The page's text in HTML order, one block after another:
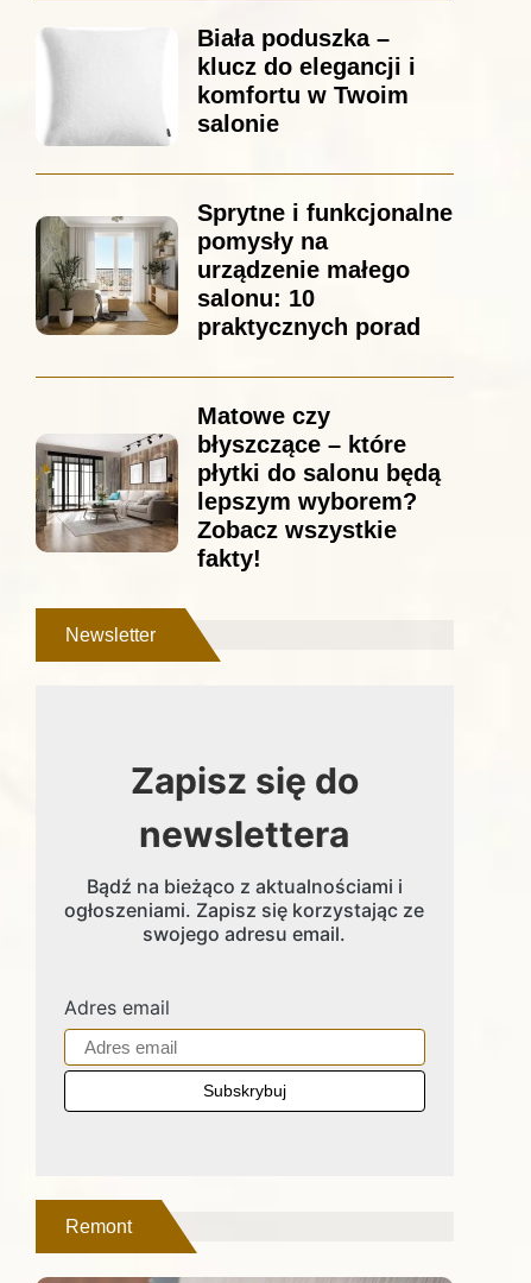
Biała poduszka –
klucz do elegancji i
komfortu w Twoim
salonie
Sprytne i funkcjonalne
pomysły na
urządzenie małego
salonu: 10
praktycznych porad
Matowe czy
błyszczące – które
płytki do salonu będą
lepszym wyborem?
Zobacz wszystkie
fakty!
Newsletter
Zapisz się do
newslettera
Bądź na bieżąco z aktualnościami i
ogłoszeniami. Zapisz się korzystając ze
swojego adresu email.
Adres email
Remont